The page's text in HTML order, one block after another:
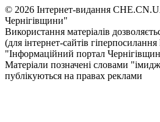
© 2026 Інтернет-видання
Чернiгiвщини"
Використання матеріалів
(для інтернет-сайтів
"Інформаційний портал
Матеріали позначені словами
публікуються на правах реклами